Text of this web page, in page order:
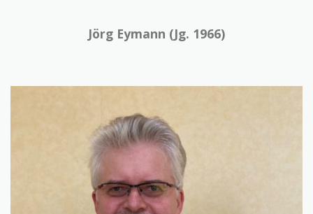
Jörg Eymann (Jg. 1966)